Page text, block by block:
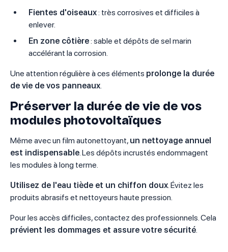
Fientes d'oiseaux: très corrosives et difficiles à
enlever.
En zone côtière: sable et dépôts de sel marin
accélérant la corrosion.
Une attention régulière à ces éléments prolonge la durée
de vie de vos panneaux
Préserver la durée de vie de vos
modules photovoltaïques
Même avec un film autonettoyant, un nettoyage annuel
est indispensable . Les dépôts incrustés endommagent
les modules à long terme.
Utilisez de l'eau tiède et un chiffon doux . Évitez les
produits abrasifs et nettoyeurs haute pression.
Pour les accès difficiles, contactez des professionnels. Cela
prévient les dommages et assure votre sécurité